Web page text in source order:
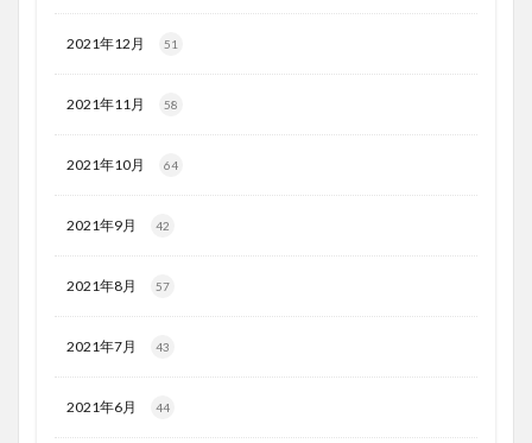
2021年12月 51
2021年11月 58
2021年10月 64
2021年9月 42
2021年8月 57
2021年7月 43
2021年6月 44